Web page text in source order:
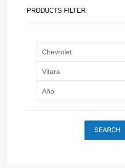
PRODUCTS FILTER
SEARCH